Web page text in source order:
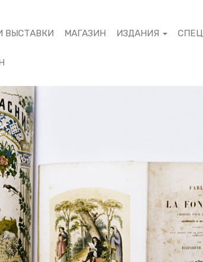
ВЫСТАВКИ МАГАЗИН ИЗДАНИЯ